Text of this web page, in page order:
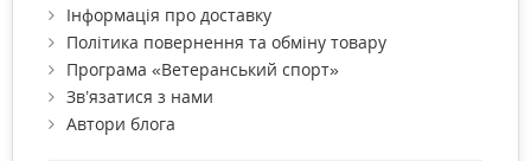
Інформація про доставку
Політика повернення та обміну товару
Програма «Ветеранський спорт»
Зв’язатися з нами
Автори блога